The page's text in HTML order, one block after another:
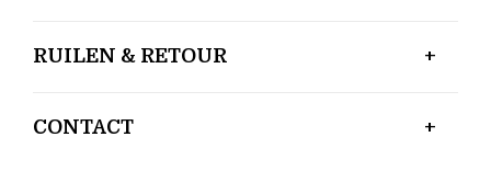
RUILEN & RETOUR
CONTACT